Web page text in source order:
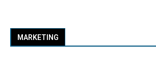
MARKETING